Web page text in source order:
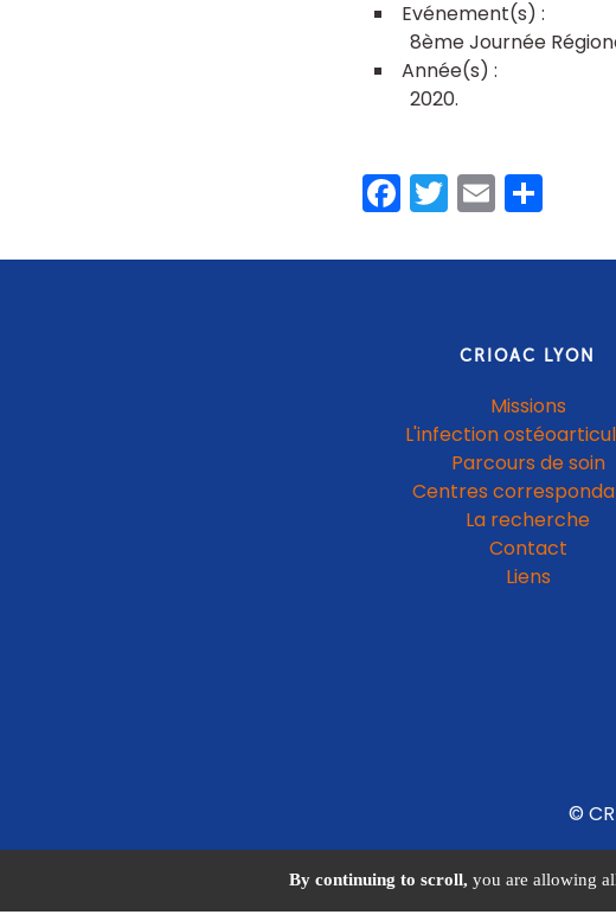
8ème Journée
2020
Facebook
Twitter
Email
CRIOAC LYON
Missions
L'infection
Parcours de soin
Centres
La recherche
Contact
Liens
©
By continuing to scroll, you are allowing